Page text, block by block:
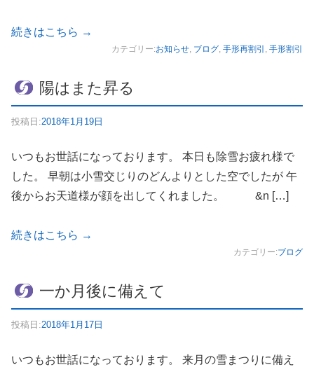
続きはこちら →
カテゴリー:お知らせ, ブログ, 手形再割引 , 手形割引
陽はまた昇る
投稿日:2018年1月19日
いつもお世話になっております。 本日も除雪お疲れ様で
した。 早朝は小雪交じりのどんよりとした空でしたが 午
後からお天道様が顔を出してくれました。 &n […]
続きはこちら →
カテゴリー:ブログ
一か月後に備えて
投稿日:2018年1月17日
いつもお世話になっております。 来月の雪まつりに備え